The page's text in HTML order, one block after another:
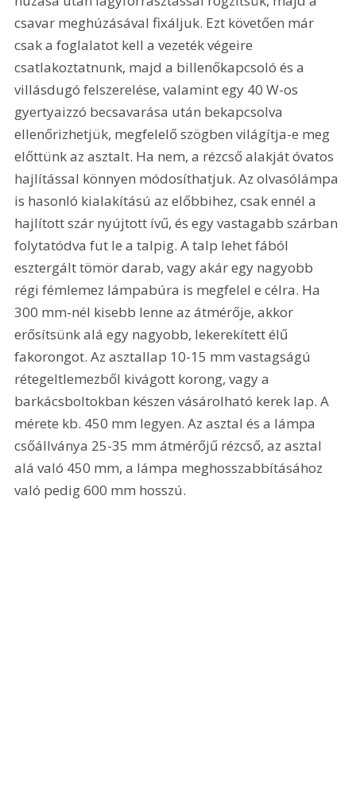
csavar meghúzásával fixáljuk. Ezt követően már
csak a foglalatot kell a vezeték végeire
csatlakoztatnunk, majd a billenőkapcsoló és a
villásdugó felszerelése, valamint egy 40 W-os
gyertyaizzó becsavarása után bekapcsolva
ellenőrizhetjük, megfelelő szögben világítja-e meg
előttünk az asztalt. Ha nem, a rézcső alakját óvatos
hajlítással könnyen módosíthatjuk. Az olvasólámpa
is hasonló kialakítású az előbbihez, csak ennél a
hajlított szár nyújtott ívű, és egy vastagabb szárban
folytatódva fut le a talpig. A talp lehet fából
esztergált tömör darab, vagy akár egy nagyobb
régi fémlemez lámpabúra is megfelel e célra. Ha
300 mm-nél kisebb lenne az átmérője, akkor
erősítsünk alá egy nagyobb, lekerekített élű
fakorongot. Az asztallap 10-15 mm vastagságú
rétegeltlemezből kivágott korong, vagy a
barkácsboltokban készen vásárolható kerek lap. A
mérete kb. 450 mm legyen. Az asztal és a lámpa
csőállványa 25-35 mm átmérőjű rézcső, az asztal
alá való 450 mm, a lámpa meghosszabbításához
való pedig 600 mm hosszú.